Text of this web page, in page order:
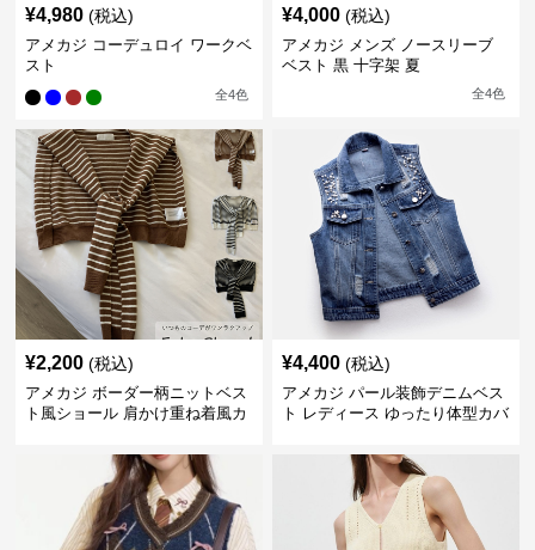
¥4,980 (税込)
アメカジ コーデュロイ ワークベ
スト
全4色
¥4,000 (税込)
アメカジ メンズ ノースリーブ
ベスト 黒 十字架 夏
全4色
¥2,200 (税込)
アメカジ ボーダー柄ニットベス
ト風ショール 肩かけ重ね着風カ
¥4,400 (税込)
アメカジ パール装飾デニムベス
ト レディース ゆったり体型カバ